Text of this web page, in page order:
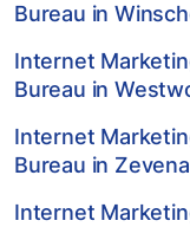
Bureau in
Internet
Bureau in
Internet
Bureau in
Internet